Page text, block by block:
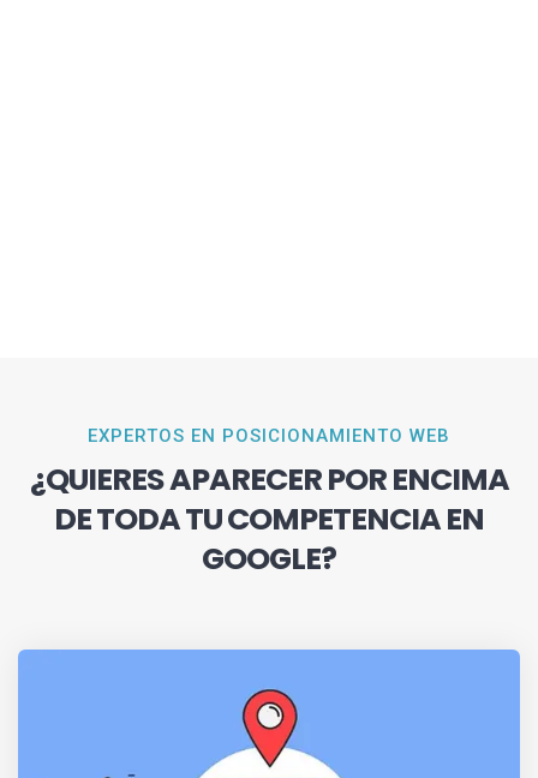
EXPERTOS EN POSICIONAMIENTO WEB
¿QUIERES APARECER POR ENCIMA
DE TODA TU COMPETENCIA EN
GOOGLE?